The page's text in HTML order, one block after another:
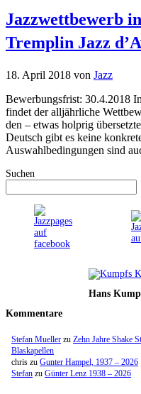
Jazzwettbewerb
Tremplin Jazz
18. April 2018 von Jazz
Bewerbungsfrist: 30.4.2018
findet der alljährliche
den – etwas holprig
Deutsch gibt es keine
Auswahlbedingungen sind
Suchen
Hans
Kommentare
Stefan Mueller zu Zehn Jahre Shake
Blaskapellen
chris zu Gunter Hampel, 1937 – 2026
Stefan zu Günter Lenz 1938 – 2026